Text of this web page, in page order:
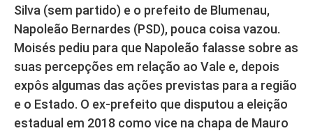
Silva (sem partido) e o prefeito de Blumenau,
Napoleão Bernardes (PSD), pouca coisa vazou.
Moisés pediu para que Napoleão falasse sobre as
suas percepções em relação ao Vale e, depois
expôs algumas das ações previstas para a região
e o Estado. O ex-prefeito que disputou a eleição
estadual em 2018 como vice na chapa de Mauro